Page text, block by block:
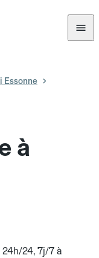
Essonne
à
24, 7j/7 à